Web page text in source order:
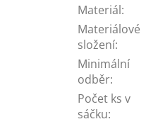
Materiál:
Materiálové
složení:
Minimální
odběr:
Počet ks v
sáčku: